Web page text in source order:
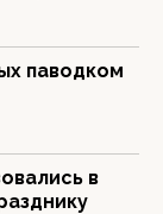
паводком
в